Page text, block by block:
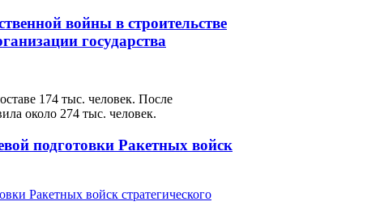
войны в строительстве
государства
174 тыс. человек. После
около 274 тыс. человек.
подготовки Ракетных войск